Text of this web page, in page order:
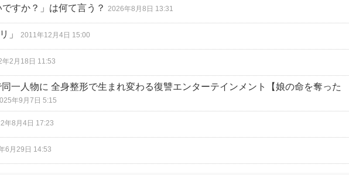
すか？」は何て言う？ 2026年8月8日 13:31
」 2011年12月4日 15:00
年2月18日 11:53
一人物に 全身整形で生まれ変わる復讐エンターテインメント【娘の命を奪った
年9月7日 5:15
年8月4日 17:23
6月29日 14:53